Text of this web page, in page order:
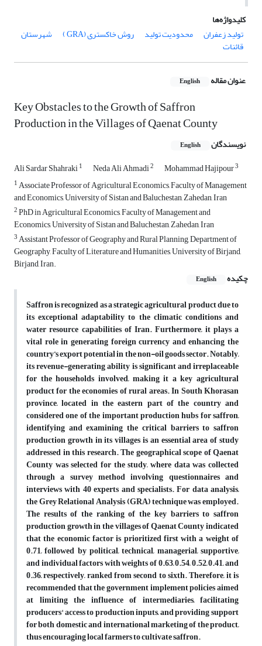
کلیدواژه‌ها
تولید زعفران
محدودیت تولید روش خاکستری (GRA ) شهرستان
قائنات
عنوان مقاله English
Key Obstacles to the Growth of Saffron
Production in the Villages of Qaenat County
نویسندگان English
Ali Sardar Shahraki1 Neda Ali Ahmadi2 Mohammad Hajipour3
1Associate Professor of Agricultural Economics, Faculty of Management
and Economics, University of Sistan and Baluchestan, Zahedan, Iran
2PhD in Agricultural Economics, Faculty of Management and
Economics, University of Sistan and Baluchestan, Zahedan, Iran
3Assistant Professor of Geography and Rural Planning, Department of
Geography, Faculty of Literature and Humanities, University of Birjand,
Birjand, Iran.
چکیده
English
Saffron is recognized as a strategic agricultural product due to
its exceptional adaptability to the climatic conditions and
water resource capabilities of Iran. Furthermore, it plays a
vital role in generating foreign currency and enhancing the
country’s export potential in the non-oil goods sector. Notably,
its revenue-generating ability is significant and irreplaceable
for the households involved, making it a key agricultural
product for the economies of rural areas. In South Khorasan
province, located in the eastern part of the country and
considered one of the important production hubs for saffron,
identifying and examining the critical barriers to saffron
production growth in its villages is an essential area of study
addressed in this research. The geographical scope of Qaenat
County was selected for the study, where data was collected
through a survey method involving questionnaires and
interviews with 40 experts and specialists. For data analysis,
the Grey Relational Analysis (GRA) technique was employed.
The results of the ranking of the key barriers to saffron
production growth in the villages of Qaenat County indicated
that the economic factor is prioritized first with a weight of
0.71, followed by political, technical, managerial, supportive,
and individual factors with weights of 0.63, 0.54, 0.52, 0.41, and
0.36, respectively, ranked from second to sixth. Therefore, it is
recommended that the government implement policies aimed
at limiting the influence of intermediaries, facilitating
producers' access to production inputs, and providing support
for both domestic and international marketing of the product,
thus encouraging local farmers to cultivate saffron.